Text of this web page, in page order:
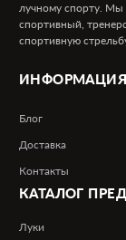
лучному спорту. Мы
спортивный,
спортивную
ИНФОРМАЦИЯ
Блог
Доставка
Контакты
КАТАЛОГ
Луки